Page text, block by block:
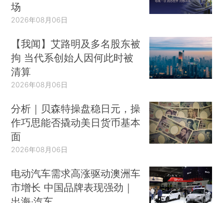
场
2026年08月06日
【我闻】艾路明及多名股东被
拘 当代系创始人因何此时被
清算
2026年08月06日
分析｜贝森特操盘稳日元，操
作巧思能否撬动美日货币基本
面
2026年08月06日
电动汽车需求高涨驱动澳洲车
市增长 中国品牌表现强劲｜